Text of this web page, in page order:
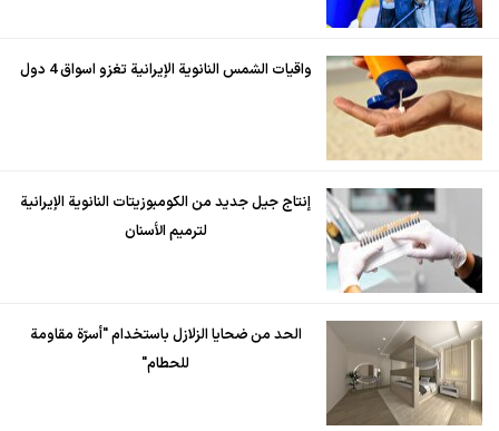
واقيات الشمس النانوية الإيرانية تغزو اسواق 4 دول
إنتاج جيل جديد من الكومبوزيتات النانوية الإيرانية
لترميم الأسنان
الحد من ضحايا الزلازل باستخدام "أسرّة مقاومة
للحطام"